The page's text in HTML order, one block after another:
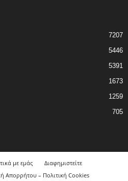
7207
5446
5391
1673
1259
705
με εμάς
Διαφημιστείτε
Απορρήτου – Πολιτική Cookies